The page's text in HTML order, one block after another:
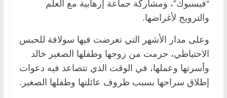
“فيسبوك”، ومشاركة جماعة إرهابية مع العلم
والترويج لأغراضها.
وعلى مدار الأشهر التي تعرضت فيها سولافة للحبس
الاحتياطي، حرمت من زوجها وطفلها الصغير خالد
وأسرتها وعملها، في الوقت الذي تتصاعد فيه دعوات
إطلاق سراحها بسبب ظروف عائلتها وطفلها الصغير.